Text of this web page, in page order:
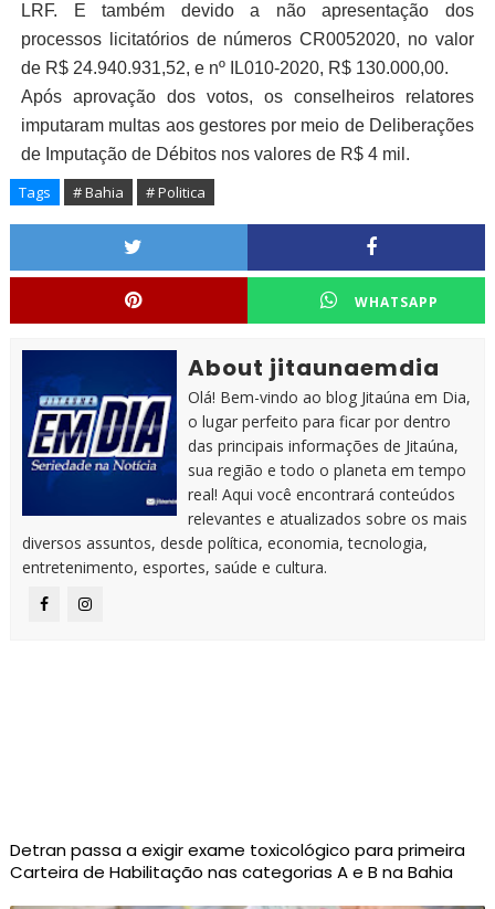
LRF. E também devido a não apresentação dos
processos licitatórios de números CR0052020, no valor
de R$ 24.940.931,52, e nº IL010-2020, R$ 130.000,00.
Após aprovação dos votos, os conselheiros relatores
imputaram multas aos gestores por meio de Deliberações
de Imputação de Débitos nos valores de R$ 4 mil.
Tags # Bahia # Politica
WHATSAPP
About jitaunaemdia
Olá! Bem-vindo ao blog Jitaúna em Dia,
o lugar perfeito para ficar por dentro
das principais informações de Jitaúna,
sua região e todo o planeta em tempo
real! Aqui você encontrará conteúdos
relevantes e atualizados sobre os mais
diversos assuntos, desde política, economia, tecnologia,
entretenimento, esportes, saúde e cultura.
Detran passa a exigir exame toxicológico para primeira
Carteira de Habilitação nas categorias A e B na Bahia